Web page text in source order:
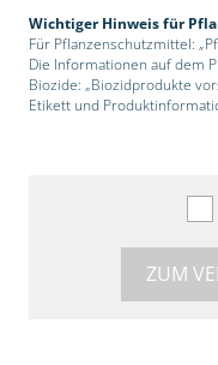
Wichtiger Hinweis für
Für Pflanzenschutzmittel:
Die Informationen auf dem
Biozide: „Biozidprodukte
Etikett und
ZUM